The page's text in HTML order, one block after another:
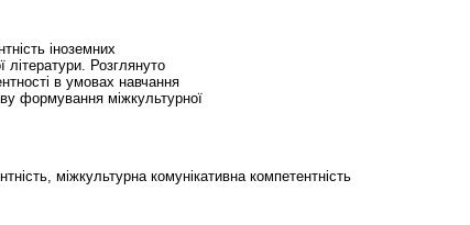
іноземних
літератури. Розглянуто
в умовах навчання
формування міжкультурної
міжкультурна комунікативна компетентність